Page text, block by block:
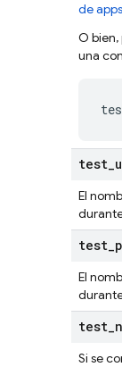
de apps
O
una
test_
El
test_
El
test_
Si se